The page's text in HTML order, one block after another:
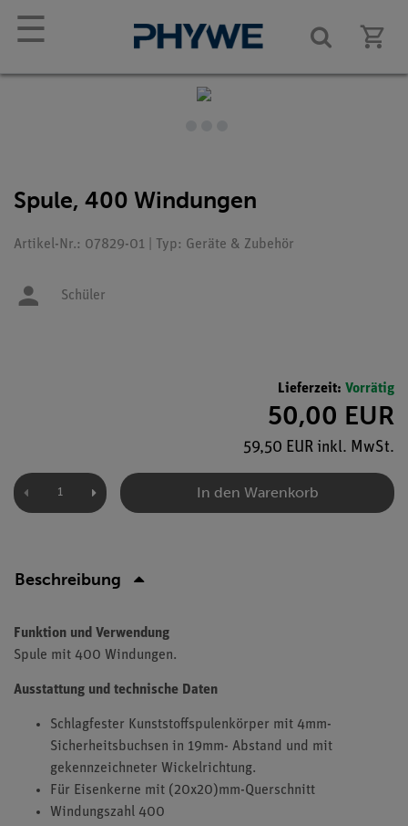
☰
Spule, 400 Windungen
Artikel-Nr.: 07829-01 | Typ: Geräte & Zubehör
Schüler
Lieferzeit: Vorrätig
50,00 EUR
59,50 EUR inkl. MwSt.
In den Warenkorb
Beschreibung
Funktion und Verwendung
Spule mit 400 Windungen.
Ausstattung und technische Daten
Schlagfester Kunststoffspulenkörper mit 4mm-
Sicherheitsbuchsen in 19mm- Abstand und mit
gekennzeichneter Wickelrichtung.
Für Eisenkerne mit (20x20)mm-Querschnitt
Windungszahl 400